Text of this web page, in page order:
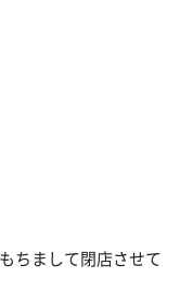
ちまして閉店させて